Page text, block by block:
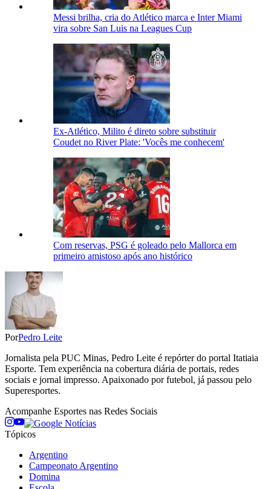
Messi brilha, cria do Atlético marca e Inter Miami
vira sobre San Luis na Leagues Cup
Ex-Atlético, Milito é direto sobre substituir
Coudet no River Plate: 'Vocês me conhecem'
Com reservas, PSG é goleado pelo Mallorca em
primeiro amistoso após ano histórico
PorPedro Leite
Jornalista pela PUC Minas, Pedro Leite é repórter do portal Itatiaia
Esporte. Tem experiência na cobertura diária de portais, redes
sociais e jornal impresso. Apaixonado por futebol, já passou pelo
Superesportes.
Acompanhe Esportes nas Redes Sociais
Tópicos
Argentino
Campeonato Argentino
Domina